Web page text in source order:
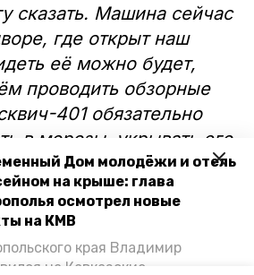
Дом молодёжи и отель
на крыше: глава
осмотрел новые
на КМВ
края Владимир
на Кавказские
сказать. Машина сейчас
где открыт наш
её можно будет,
проводить обзорные
401 обязательно
в морозы, укрывать его
Виктор Бабенко.
музея числятся ещё
автомобиля: ГАЗ-67 и
находится в